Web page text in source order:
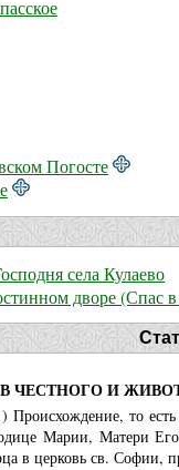
Погосте
села Кулаево
дворе (Спас в
ЧЕСТНОГО И
Происхождение, то
Марии, Матери
в церковь св. Софии,